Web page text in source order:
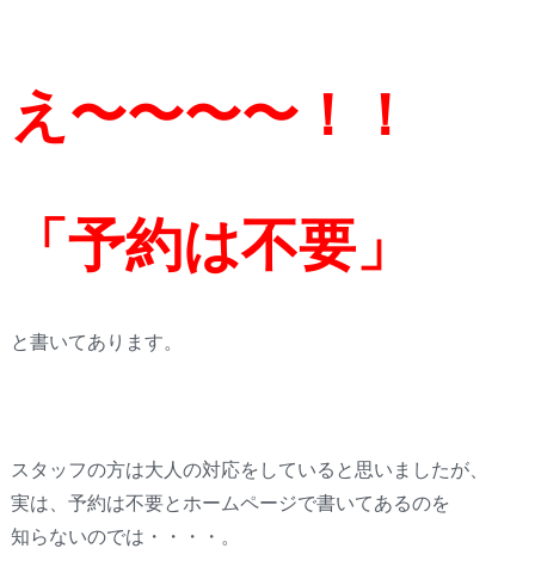
え〜〜〜〜！！
「予約は不要」
と書いてあります。
スタッフの方は大人の対応をしていると思いましたが、
実は、予約は不要とホームページで書いてあるのを
知らないのでは・・・・。